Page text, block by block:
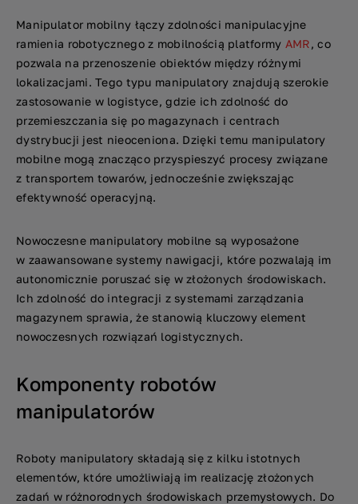
Manipulator mobilny łączy zdolności manipulacyjne
ramienia robotycznego z mobilnością platformy AMR, co
pozwala na przenoszenie obiektów między różnymi
lokalizacjami. Tego typu manipulatory znajdują szerokie
zastosowanie w logistyce, gdzie ich zdolność do
przemieszczania się po magazynach i centrach
dystrybucji jest nieoceniona. Dzięki temu manipulatory
mobilne mogą znacząco przyspieszyć procesy związane
z transportem towarów, jednocześnie zwiększając
efektywność operacyjną.
Nowoczesne manipulatory mobilne są wyposażone
w zaawansowane systemy nawigacji, które pozwalają im
autonomicznie poruszać się w złożonych środowiskach.
Ich zdolność do integracji z systemami zarządzania
magazynem sprawia, że stanowią kluczowy element
nowoczesnych rozwiązań logistycznych.
Komponenty robotów
manipulatorów
Roboty manipulatory składają się z kilku istotnych
elementów, które umożliwiają im realizację złożonych
zadań w różnorodnych środowiskach przemysłowych. Do